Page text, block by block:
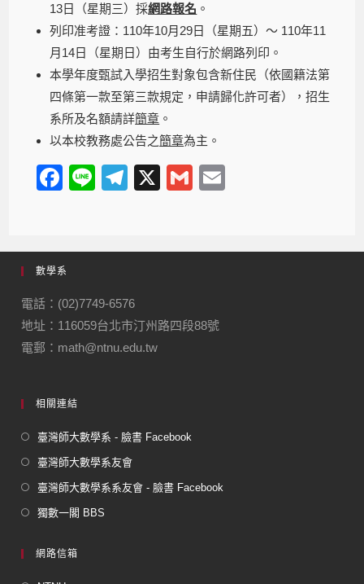
13日（星期三）採網路報名 。
列印准考證：110年10月29日（星期五）～ 110年11
月14日（星期日）由考生自行於網路列印。
本學年度甄試入學招生對象包含新住民（依國籍法第
四條第一款至第三款規定，申請歸化許可者），招生
系所及名額請詳簡章 。
以本校教務處公告之簡章為主。
F
e
b
o
o
k
Li
T
gr
m
X
G
數學系
電話：(02)7749-6576
地址：116059台北市汀州路四段88號
電郵：math@ntnu.edu.tw
相關連結
臺灣師大數學系 - 臉書 Facebook
臺灣師大數學系友會
臺灣師大數學系系友會 - 臉書 Facebook
獨數一閣 BBS
網路信箱